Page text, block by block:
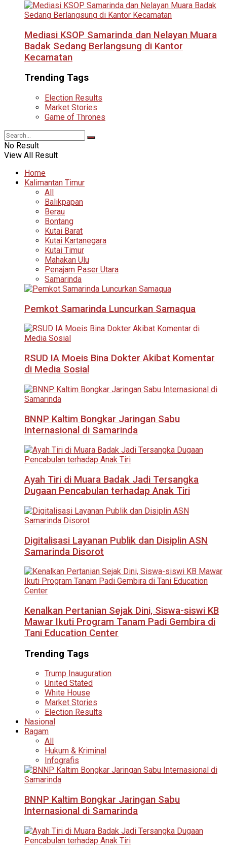
Mediasi KSOP Samarinda dan Nelayan Muara
Badak Sedang Berlangsung di Kantor
Kecamatan
Trending Tags
Election Results
Market Stories
Game of Thrones
No Result
View All Result
Home
Kalimantan Timur
All
Balikpapan
Berau
Bontang
Kutai Barat
Kutai Kartanegara
Kutai Timur
Mahakan Ulu
Penajam Paser Utara
Samarinda
Pemkot Samarinda Luncurkan Samaqua
RSUD IA Moeis Bina Dokter Akibat Komentar
di Media Sosial
BNNP Kaltim Bongkar Jaringan Sabu
Internasional di Samarinda
Ayah Tiri di Muara Badak Jadi Tersangka
Dugaan Pencabulan terhadap Anak Tiri
Digitalisasi Layanan Publik dan Disiplin ASN
Samarinda Disorot
Kenalkan Pertanian Sejak Dini, Siswa-siswi KB
Mawar Ikuti Program Tanam Padi Gembira di
Tani Education Center
Trending Tags
Trump Inauguration
United Stated
White House
Market Stories
Election Results
Nasional
Ragam
All
Hukum & Kriminal
Infografis
BNNP Kaltim Bongkar Jaringan Sabu
Internasional di Samarinda